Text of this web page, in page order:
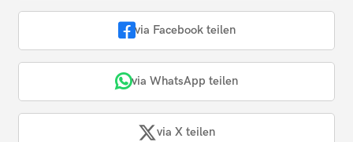
via Facebook teilen
via WhatsApp teilen
via X teilen